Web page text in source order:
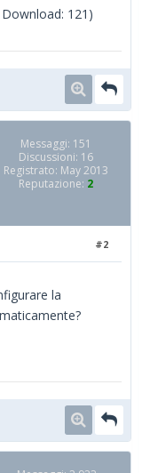
121)
Messaggi: 151
Discussioni: 16
Registrato: May 2013
Reputazione: 2
#2
la